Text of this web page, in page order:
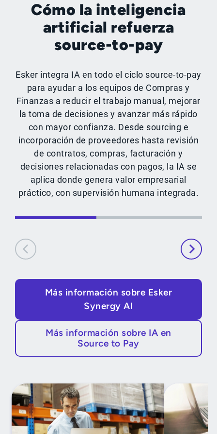
Cómo la inteligencia
artificial refuerza
source-to-pay
Esker integra IA en todo el ciclo source-to-pay
para ayudar a los equipos de Compras y
Finanzas a reducir el trabajo manual, mejorar
la toma de decisiones y avanzar más rápido
con mayor confianza. Desde sourcing e
incorporación de proveedores hasta revisión
de contratos, compras, facturación y
decisiones relacionadas con pagos, la IA se
aplica donde genera valor empresarial
práctico, con supervisión humana integrada.
Más información sobre Esker
Synergy AI
Más información sobre IA en
Source to Pay